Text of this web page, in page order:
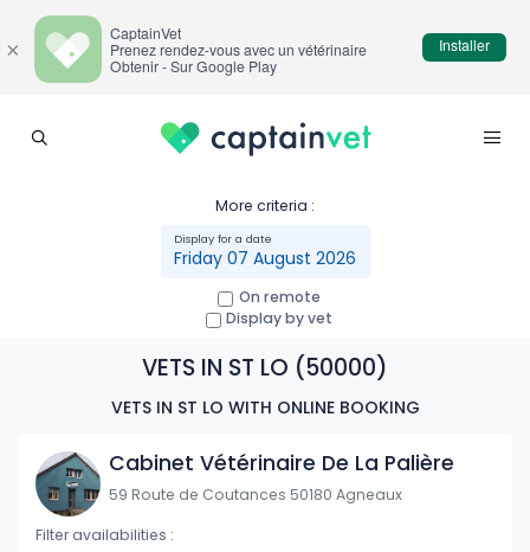
More criteria :
Friday 07 August 2026
On remote
Display by vet
VETS IN ST LO (50000)
VETS IN ST LO WITH ONLINE BOOKING
Cabinet Vétérinaire De La Palière
59 Route de Coutances 50180 Agneaux
Filter availabilities :
×
CaptainVet
Prenez rendez-vous avec un vétérinaire
Obtenir - Sur Google Play
Installer